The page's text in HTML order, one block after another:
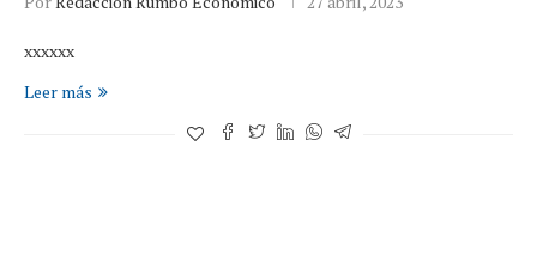
xxxxxx
Leer más